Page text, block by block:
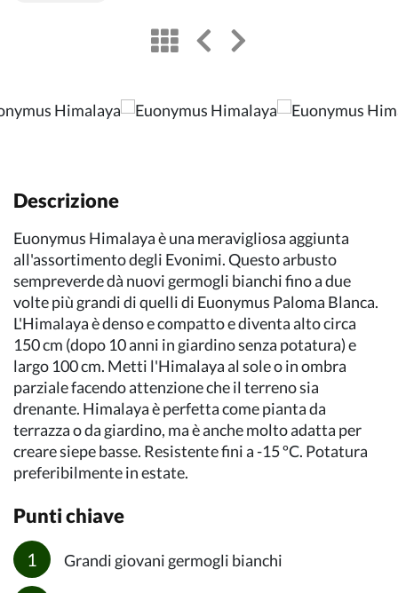
viewleft arrow
right arrow
Descrizione
Euonymus Himalaya è una meravigliosa aggiunta
all'assortimento degli Evonimi. Questo arbusto
sempreverde dà nuovi germogli bianchi fino a due
volte più grandi di quelli di Euonymus Paloma Blanca.
L'Himalaya è denso e compatto e diventa alto circa
150 cm (dopo 10 anni in giardino senza potatura) e
largo 100 cm. Metti l'Himalaya al sole o in ombra
parziale facendo attenzione che il terreno sia
drenante. Himalaya è perfetta come pianta da
terrazza o da giardino, ma è anche molto adatta per
creare siepe basse. Resistente fini a -15 ºC. Potatura
preferibilmente in estate.
Punti chiave
Grandi giovani germogli bianchi